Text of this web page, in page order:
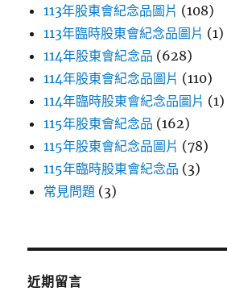
113年股東會紀念品圖片 (108)
113年臨時股東會紀念品圖片 (1)
114年股東會紀念品 (628)
114年股東會紀念品圖片 (110)
114年臨時股東會紀念品圖片 (1)
115年股東會紀念品 (162)
115年股東會紀念品圖片 (78)
115年臨時股東會紀念品 (3)
常見問題 (3)
近期留言